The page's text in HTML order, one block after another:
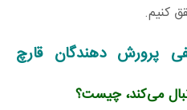
کنیم.
پرورش دهندگان قارچ
می‌کند، چیست؟